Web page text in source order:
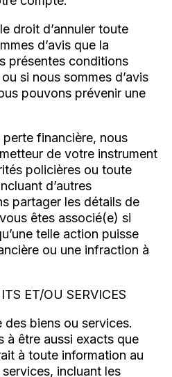
droit d’annuler toute
d’avis que la
présentes conditions
si nous sommes d’avis
pouvons prévenir une
financière, nous
de votre instrument
policières ou toute
d’autres
partager les détails de
êtes associé(e) si
telle action puisse
ou une infraction à
ET/OU SERVICES
biens ou services.
à être aussi exacts que
à toute information au
incluant les